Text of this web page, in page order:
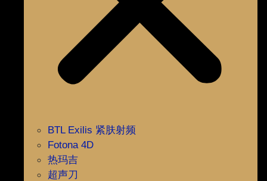
BTL Exilis 紧肤射频
Fotona 4D
热玛吉
超声刀